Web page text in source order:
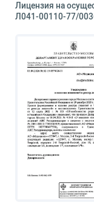
Лицензия на
Л041-00110-77/